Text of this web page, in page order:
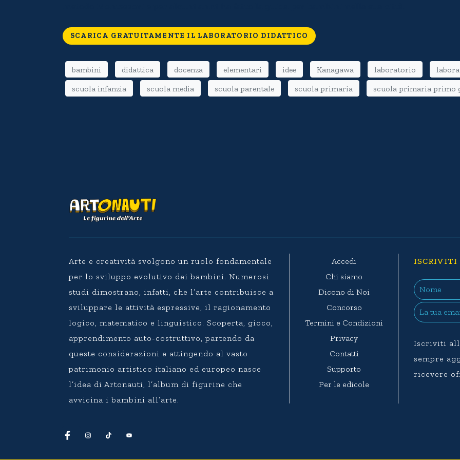
SCARICA GRATUITAMENTE IL LABORATORIO DIDATTICO
bambini didattica docenza elementari idee Kanagawa laboratorio
scuola infanzia
scuola media scuola parentale scuola primaria scuola primaria primo
Arte e creatività svolgono un ruolo fondamentale
per lo sviluppo evolutivo dei bambini. Numerosi
studi dimostrano, infatti, che l’arte contribuisce a
sviluppare le attività espressive, il ragionamento
logico, matematico e linguistico. Scoperta, gioco,
apprendimento auto-costruttivo, partendo da
queste considerazioni e attingendo al vasto
patrimonio artistico italiano ed europeo nasce
l’idea di Artonauti, l’album di figurine che
avvicina i bambini all’arte.
Accedi
Chi siamo
Dicono di Noi
Concorso
Termini e Condizioni
Privacy
Contatti
Supporto
Per le edicole
ISCRIVITI
Iscriviti
sempre
ricevere